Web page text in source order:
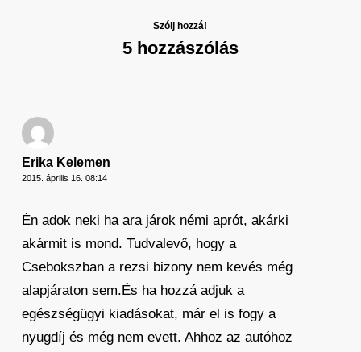
Szólj hozzá!
5 hozzászólás
Erika Kelemen
2015. április 16. 08:14
Én adok neki ha ara járok némi aprót, akárki
akármit is mond. Tudvalevő, hogy a
Csebokszban a rezsi bizony nem kevés még
alapjáraton sem.És ha hozzá adjuk a
egészségügyi kiadásokat, már el is fogy a
nyugdíj és még nem evett. Ahhoz az autóhoz